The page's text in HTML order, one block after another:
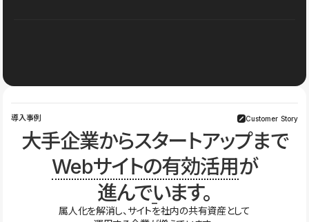
導入事例 Customer Story
大手企業からスタートアップまで
Webサイトの有効活用が
進んでいます。
属人化を解消し、サイトを社内の共有資産として